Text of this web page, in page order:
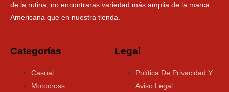
de la rutina, no encontraras variedad más amplia de la marca
Americana que en nuestra tienda.
Categorías
Casual
Motocross
Legal
Política De Privacidad Y
Aviso Legal